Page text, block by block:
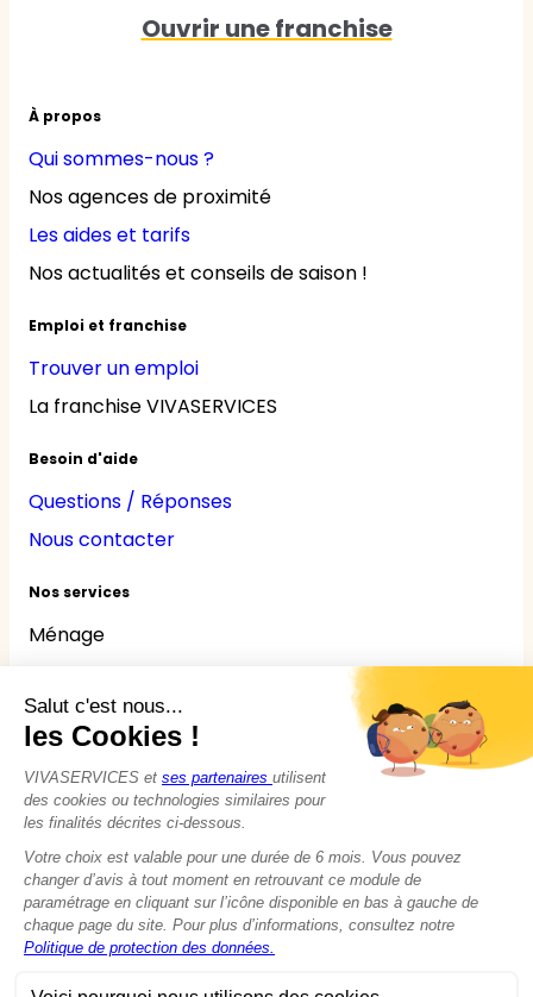
À propos
Qui sommes-nous ?
Nos agences de proximité
Les aides et tarifs
Nos actualités et conseils de saison !
Emploi et franchise
Trouver un emploi
La franchise VIVASERVICES
Besoin d'aide
Questions / Réponses
Nous contacter
Nos services
Ménage
Jardinage
Bricolage
Nounou
Seniors
Handicaps
Ouvrir une franchise
© 2015 - 2026VIVASERVICES
Modifier vos préférences en matière de cookies